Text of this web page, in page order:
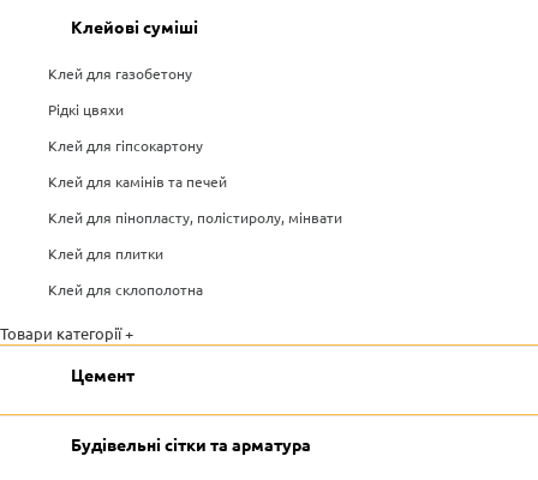
Клейові суміші
Клей для газобетону
Рідкі цвяхи
Клей для гіпсокартону
Клей для камінів та печей
Клей для пінопласту, полістиролу, мінвати
Клей для плитки
Клей для склополотна
Товари категорії +
Цемент
Будівельні сітки та арматура